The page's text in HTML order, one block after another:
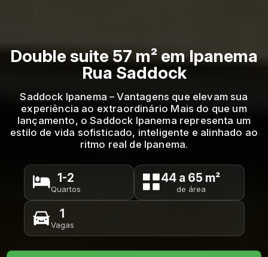
Double suite 57 m² em Ipanema
Rua Saddock
Saddock Ipanema – Vantagens que elevam sua
experiência ao extraordinário Mais do que um
lançamento, o Saddock Ipanema representa um
estilo de vida sofisticado, inteligente e alinhado ao
ritmo real de Ipanema.
1-2
Quartos
44 a 65 m²
de área
1
Vagas